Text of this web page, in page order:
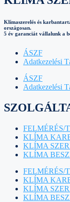
Klímaszerelés és
országosan.
5 év garanciát vállalunk a
ÁSZF
Adatkezelési
ÁSZF
Adatkezelési
FELMÉRÉS/
KLÍMA
KLÍMA
KLÍMA
FELMÉRÉS/
KLÍMA
KLÍMA
KLÍMA